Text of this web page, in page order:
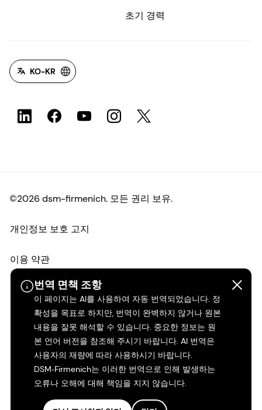
번역 면책 조항
이 페이지는 AI를 사용하여 자동 번역되었습니다. 정
확성을 목표로 하지만, 번역이 완벽하지 않거나 원본
내용을 잘못 해석할 수 있습니다. 중요한 정보는 원
본 언어 버전을 참조해 주시기 바랍니다. AI 번역은
사용자의 재량에 따라 사용하시기 바랍니다.
DSM‑Firmenich는 이러한 번역으로 인해 발생하는
오류나 오해에 대해 책임을 지지 않습니다.
초기 경력
KO-KR
©2026 dsm-firmenich. 모든 권리 보유.
개인정보 보호 고지
이용 약관
약관
캘리포니아 투명성
접근성 성명서
법적 정보